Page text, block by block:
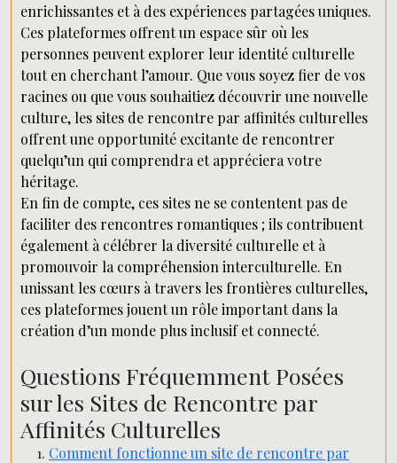
enrichissantes et à des expériences partagées uniques.
Ces plateformes offrent un espace sûr où les
personnes peuvent explorer leur identité culturelle
tout en cherchant l’amour. Que vous soyez fier de vos
racines ou que vous souhaitiez découvrir une nouvelle
culture, les sites de rencontre par affinités culturelles
offrent une opportunité excitante de rencontrer
quelqu’un qui comprendra et appréciera votre
héritage.
En fin de compte, ces sites ne se contentent pas de
faciliter des rencontres romantiques ; ils contribuent
également à célébrer la diversité culturelle et à
promouvoir la compréhension interculturelle. En
unissant les cœurs à travers les frontières culturelles,
ces plateformes jouent un rôle important dans la
création d’un monde plus inclusif et connecté.
Questions Fréquemment Posées
sur les Sites de Rencontre par
Affinités Culturelles
Comment fonctionne un site de rencontre par